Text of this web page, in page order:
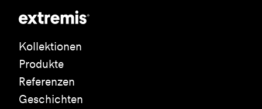
Kollektionen
Produkte
Referenzen
Geschichten